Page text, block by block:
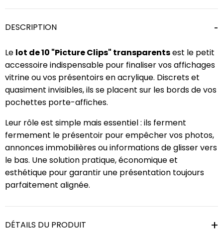
DESCRIPTION
Le lot de 10 "Picture Clips" transparentsest le petit
accessoire indispensable pour finaliser vos affichages
vitrine ou vos présentoirs en acrylique. Discrets et
quasiment invisibles, ils se placent sur les bords de vos
pochettes porte-affiches.
Leur rôle est simple mais essentiel : ils ferment
fermement le présentoir pour empêcher vos photos,
annonces immobilières ou informations de glisser vers
le bas. Une solution pratique, économique et
esthétique pour garantir une présentation toujours
parfaitement alignée.
DÉTAILS DU PRODUIT